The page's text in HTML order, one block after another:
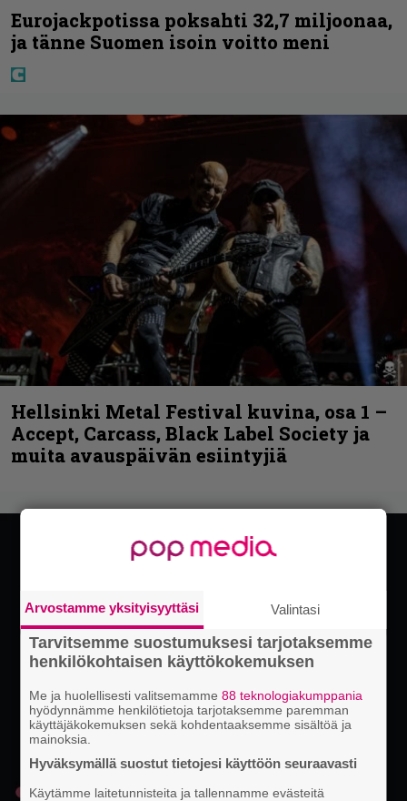
Eurojackpotissa poksahti 32,7 miljoonaa,
ja tänne Suomen isoin voitto meni
Hellsinki Metal Festival kuvina, osa 1 –
Accept, Carcass, Black Label Society ja
muita avauspäivän esiintyjiä
Arvostamme yksityisyyttäsi Valintasi
Tarvitsemme suostumuksesi tarjotaksemme
henkilökohtaisen käyttökokemuksen
Me ja huolellisesti valitsemamme88 teknologiakumppania
hyödynnämme henkilötietoja tarjotaksemme paremman
käyttäjäkokemuksen sekä kohdentaaksemme sisältöä ja
mainoksia.
Hyväksymällä suostut tietojesi käyttöön seuraavasti
Käytämme laitetunnisteita ja tallennamme evästeitä